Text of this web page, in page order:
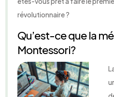
révolutionnaire ?
Qu’est-ce que la
Montessori?